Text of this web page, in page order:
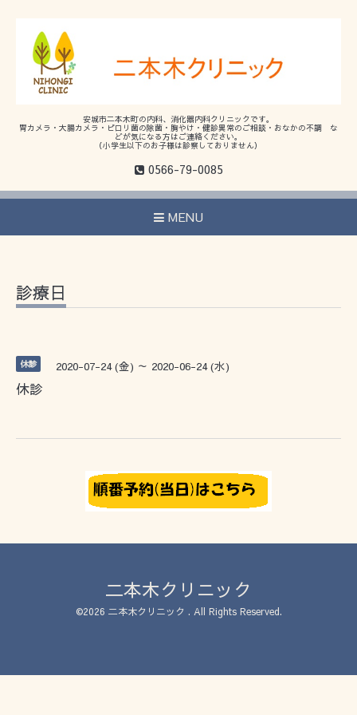
安城市二本木町の内科、消化器内科クリニックです。
胃カメラ・大腸カメラ・ピロリ菌の除菌・胸やけ・健診異常のご相談・おなかの不調 な
どが気になる方はご連絡ください。
（小学生以下のお子様は診察しておりません）
0566-79-0085
MENU
診療日
休診 2020-07-24 (金) ～ 2020-06-24 (水)
休診
二本木クリニック
©2026 二本木クリニック . All Rights Reserved.